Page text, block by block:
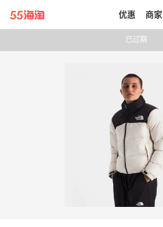
带你去官网买正品
优惠 商家
已过期